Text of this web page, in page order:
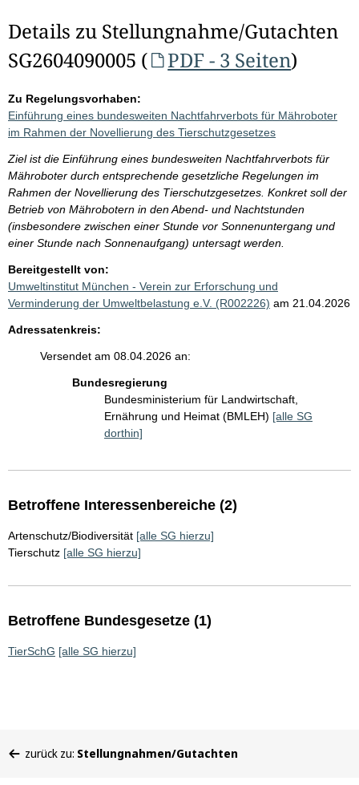
Details zu Stellungnahme/Gutachten
SG2604090005 (
PDF - 3 Seiten)
Zu Regelungsvorhaben:
Einführung eines bundesweiten Nachtfahrverbots für Mähroboter
im Rahmen der Novellierung des Tierschutzgesetzes
Ziel ist die Einführung eines bundesweiten Nachtfahrverbots für
Mähroboter durch entsprechende gesetzliche Regelungen im
Rahmen der Novellierung des Tierschutzgesetzes. Konkret soll der
Betrieb von Mährobotern in den Abend- und Nachtstunden
(insbesondere zwischen einer Stunde vor Sonnenuntergang und
einer Stunde nach Sonnenaufgang) untersagt werden.
Bereitgestellt von:
Umweltinstitut München - Verein zur Erforschung und
Verminderung der Umweltbelastung e.V. (R002226) am 21.04.2026
Adressatenkreis:
Versendet am 08.04.2026 an:
Bundesregierung
Bundesministerium für Landwirtschaft,
Ernährung und Heimat (BMLEH) [alle SG
dorthin]
Betroffene Interessenbereiche (2)
Artenschutz/Biodiversität [alle SG hierzu]
Tierschutz [alle SG hierzu]
Betroffene Bundesgesetze (1)
TierSchG [alle SG hierzu]
befinden
zurück zu: Stellungnahmen/Gutachten